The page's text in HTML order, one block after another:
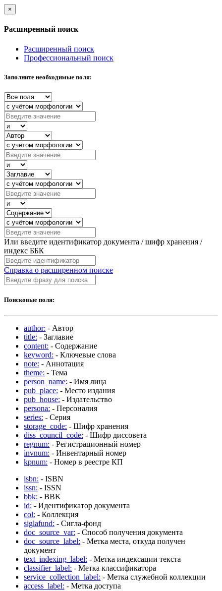
×
Расширенный поиск
Расширенный поиск
Профессиональный поиск
Заполните необходимые поля:
Или введите идентификатор документа / шифр хранения /
индекс ББК
Справка о расширенном поиске
Поисковые поля:
author: - Автор
title: - Заглавие
content: - Содержание
keyword: - Ключевые слова
note: - Аннотация
theme: - Тема
person_name: - Имя лица
pub_place: - Место издания
pub_house: - Издательство
persona: - Персоналия
series: - Серия
storage_code: - Шифр хранения
diss_council_code: - Шифр диссовета
regnum: - Регистрационный номер
invnum: - Инвентарный номер
kpnum: - Номер в реестре КП
isbn: - ISBN
issn: - ISSN
bbk: - BBK
id: - Идентификатор документа
col: - Коллекция
siglafund: - Сигла-фонд
doc_source_var: - Способ получения документа
doc_source_label: - Метка места, откуда получен
документ
text_indexing_label: - Метка индексации текста
classifier_label: - Метка классификатора
service_collection_label: - Метка служебной коллекции
access_label: - Метка доступа